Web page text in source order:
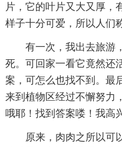
片，它的叶片又大又厚
样子十分可爱，所以人们
有一次，我出去旅游
死。可回家一看它竟然还
案，可怎么也找不到。最
来到植物区经过不懈努力
哦耶！找到答案喽！我高
原来，肉肉之所以可